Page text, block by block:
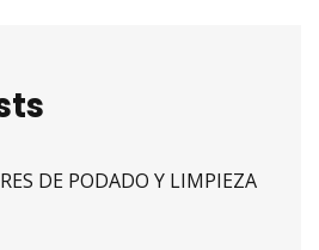
DE PODADO Y LIMPIEZA